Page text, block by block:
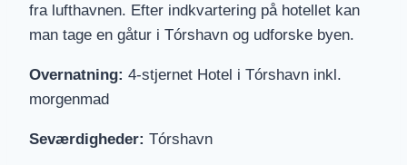
fra lufthavnen. Efter indkvartering på hotellet kan
man tage en gåtur i Tórshavn og udforske byen.
Overnatning: 4-stjernet Hotel i Tórshavn inkl.
morgenmad
Seværdigheder: Tórshavn